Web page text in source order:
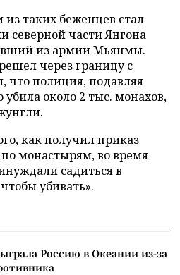
таких беженцев стал
северной части Янгона
из армии Мьянмы.
через границу с
что полиция, подавляя
около 2 тыс. монахов,
как получил приказ
по монастырям, во время
садиться в
убивать».
Россию в Океании из-за